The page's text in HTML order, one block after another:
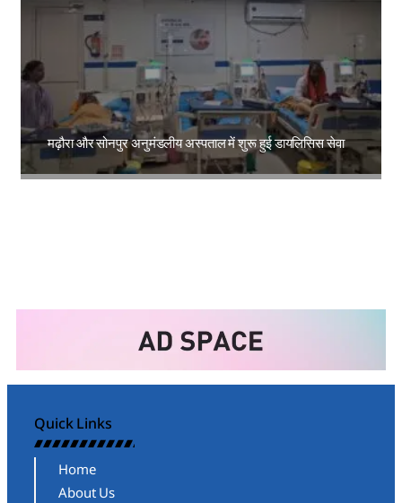
मढ़ौरा और सोनपुर अनुमंडलीय अस्पताल में शुरू हुई डायलिसिस सेवा
Amit Lekh
Quick Links
Home
About Us